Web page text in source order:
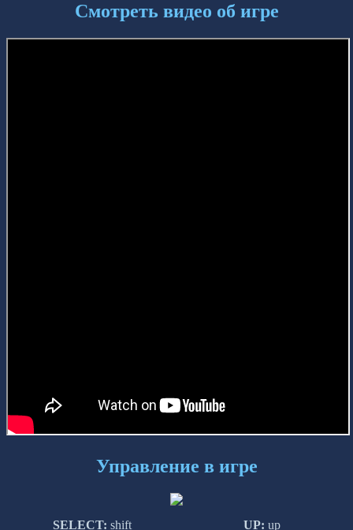
Смотреть видео об игре
Управление в игре
SELECT: shift UP: up